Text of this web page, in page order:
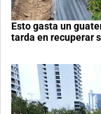
Esto gasta un
tarda en recuperar